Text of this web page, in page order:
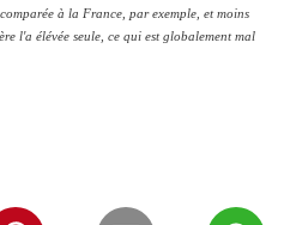
à la France, par exemple, et moins
l'a élévée seule, ce qui est globalement mal